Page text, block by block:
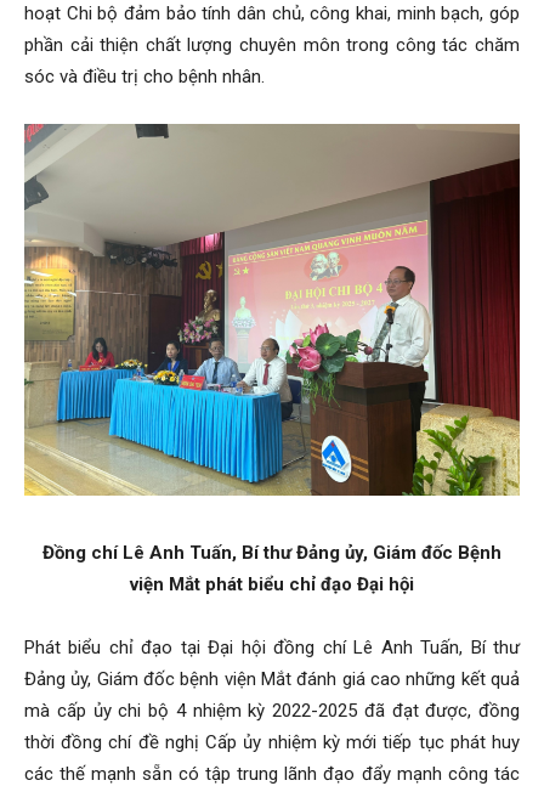
hoạt Chi bộ đảm bảo tính dân chủ, công khai, minh bạch, góp
phần cải thiện chất lượng chuyên môn trong công tác chăm
sóc và điều trị cho bệnh nhân.
Đồng chí Lê Anh Tuấn, Bí thư Đảng ủy, Giám đốc Bệnh
viện Mắt phát biểu chỉ đạo Đại hội
Phát biểu chỉ đạo tại Đại hội đồng chí Lê Anh Tuấn, Bí thư
Đảng ủy, Giám đốc bệnh viện Mắt đánh giá cao những kết quả
mà cấp ủy chi bộ 4 nhiệm kỳ 2022-2025 đã đạt được, đồng
thời đồng chí đề nghị Cấp ủy nhiệm kỳ mới tiếp tục phát huy
các thế mạnh sẵn có tập trung lãnh đạo đẩy mạnh công tác